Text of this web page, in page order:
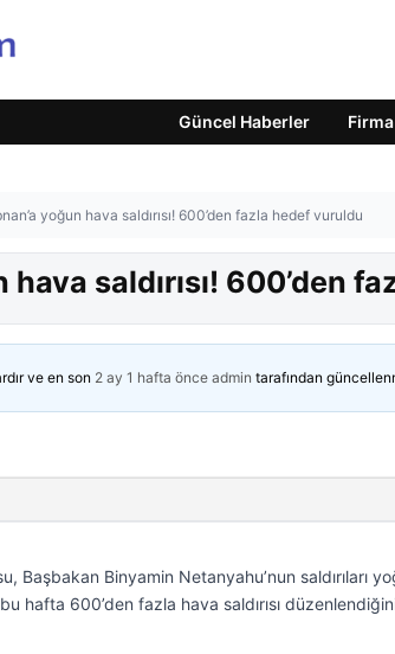
Güncel Haberler
yoğun hava saldırısı! 600’den fazla hedef vuruldu
hava saldırısı! 600’den
ve en son 2 ay 1 hafta önce admin tarafından
Başbakan Binyamin Netanyahu’nun saldırıları
hafta 600’den fazla hava saldırısı